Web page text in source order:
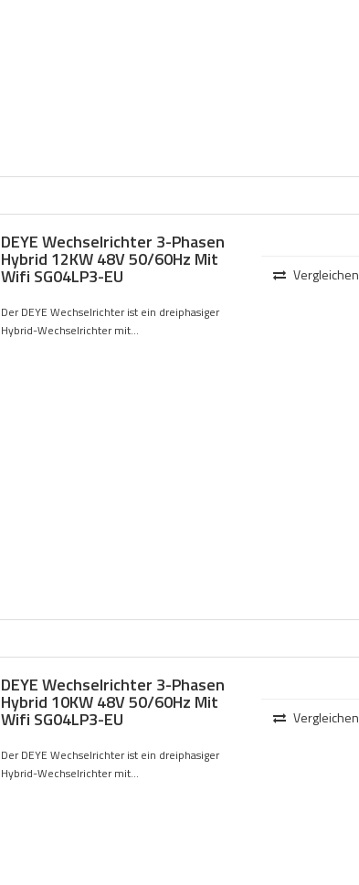
DEYE Wechselrichter 3-Phasen
Hybrid 12KW 48V 50/60Hz Mit
Wifi SG04LP3-EU
Der DEYE Wechselrichter ist ein dreiphasiger
Hybrid-Wechselrichter mit...
Vergleichen
DEYE Wechselrichter 3-Phasen
Hybrid 10KW 48V 50/60Hz Mit
Wifi SG04LP3-EU
Der DEYE Wechselrichter ist ein dreiphasiger
Hybrid-Wechselrichter mit...
Vergleichen